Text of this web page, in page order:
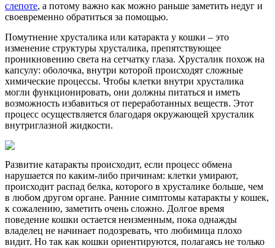
слепоте, а потому важно как можно раньше заметить недуг и
своевременно обратиться за помощью.
Помутнение хрусталика или катаракта у кошки – это
изменение структуры хрусталика, препятствующее
проникновению света на сетчатку глаза. Хрусталик похож на
капсулу: оболочка, внутри которой происходят сложные
химические процессы. Чтобы клетки внутри хрусталика
могли функционировать, они должны питаться и иметь
возможность избавиться от переработанных веществ. Этот
процесс осуществляется благодаря окружающей хрусталик
внутриглазной жидкости.
Развитие катаракты происходит, если процесс обмена
нарушается по каким-либо причинам: клетки умирают,
происходит распад белка, которого в хрусталике больше, чем
в любом другом органе. Ранние симптомы катаракты у кошек,
к сожалению, заметить очень сложно. Долгое время
поведение кошки остается неизменным, пока однажды
владелец не начинает подозревать, что любимица плохо
видит. Но так как кошки ориентируются, полагаясь не только